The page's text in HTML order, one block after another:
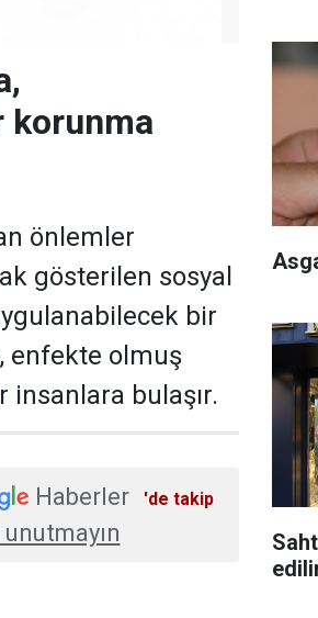
korunma
önlemler
gösterilen sosyal
bir
enfekte olmuş
insanlara bulaşır.
Haberler
'de takip